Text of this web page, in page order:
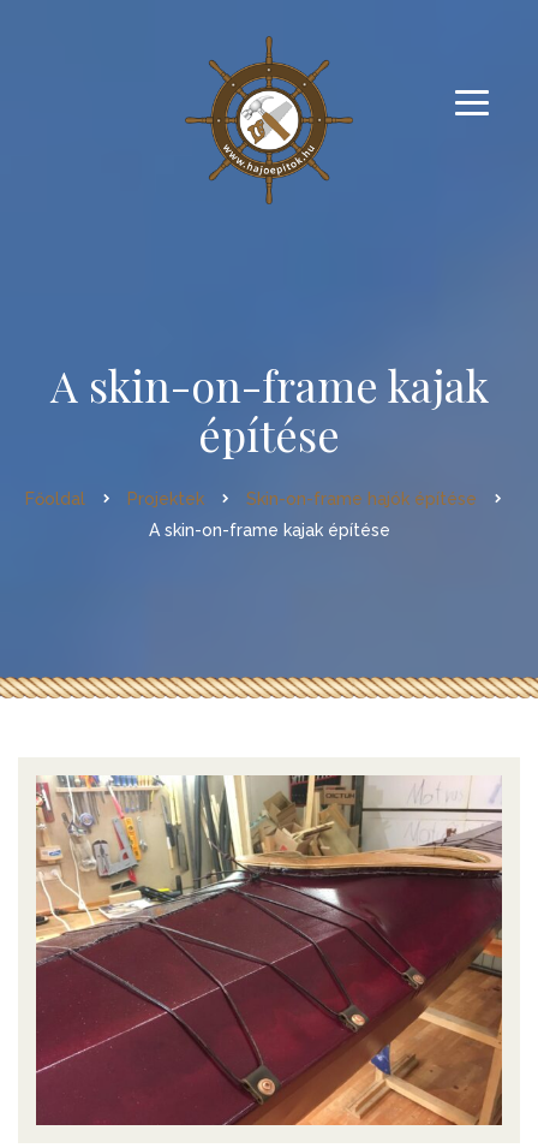
A skin-on-frame kajak
építése
Főoldal Projektek
Skin-on-frame hajók építése
A skin-on-frame kajak építése